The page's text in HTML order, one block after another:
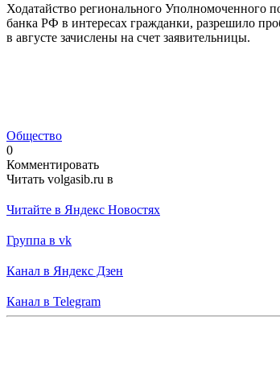
Ходатайство регионального Уполномоченного
банка РФ в интересах гражданки, разрешило
в августе зачислены на счет заявительницы.
Общество
0
Комментировать
Читать volgasib.ru в
Читайте в Яндекс Новостях
Группа в vk
Канал в Яндекс Дзен
Канал в Telegram